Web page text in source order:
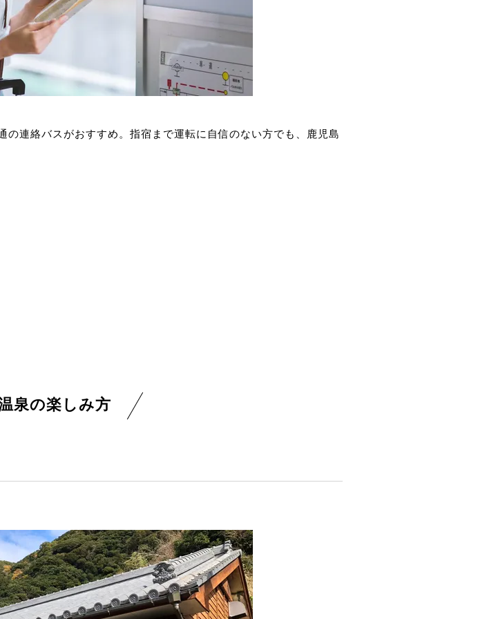
連絡バスがおすすめ。指宿まで運転に自信のない方でも、鹿児島
泉の楽しみ方